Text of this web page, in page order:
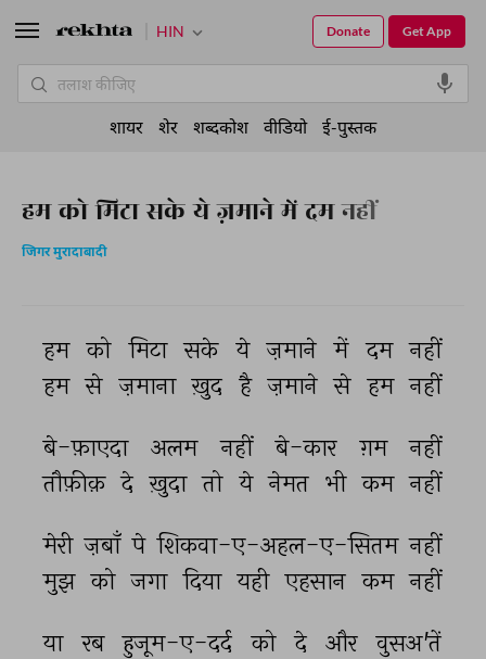
हम को मिटा सके ये ज़माने में दम नहीं
जिगर मुरादाबादी
हम को मिटा सके ये ज़माने में दम नहीं
हम से ज़माना ख़ुद है ज़माने से हम नहीं
बे-फ़ाएदा अलम नहीं बे-कार ग़म
नहीं
तौफ़ीक़ दे ख़ुदा तो ये नेमत भी कम नहीं
मेरी ज़बाँ पे शिकवा-ए-अहल-ए-सितम नहीं
मुझ को जगा दिया यही एहसान कम नहीं
या रब हुजूम-ए-दर्द को दे और
वुसअ'तें
HIN Get App
Donate
शायर शेर शब्दकोश वीडियो ई-पुस्तक